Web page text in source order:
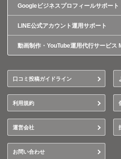
Googleビジネスプロフィールサポート
LINE公式アカウント運用サポート
動画制作・YouTube運用代行サービス
口コミ投稿ガイドライン
利用規約
運営会社
お問い合わせ